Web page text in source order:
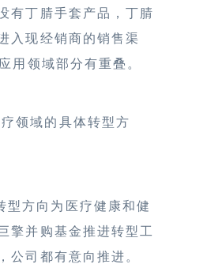
有丁腈手套产品，丁腈
入现经销商的销售渠
用领域部分有重叠。
领域的具体转型方
型方向为医疗健康和健
擎并购基金推进转型工
公司都有意向推进。